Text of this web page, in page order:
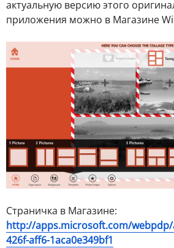
актуальную версию этого
приложения можно в Магазине
Страничка в Магазине:
http://apps.microsoft.com/webpdp/
426f-aff6-1aca0e349bf1